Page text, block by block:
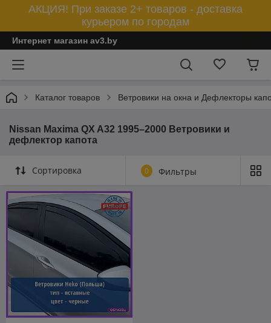
АКЦИЯ! При заказе 2+ товаров - доставка
курьером по городам
Интернет магазин av3.by
Каталог товаров Ветровики на окна и Дефлекторы
Nissan Maxima QX A32 1995–2000 Ветровики и
дефлектор капота
Сортировка 0 Фильтры